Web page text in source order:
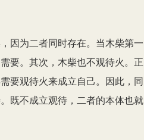
因为二者同时存在。当木柴第一
要。其次，木柴也不观待火。正
要观待火来成立自己。因此，同
既不成立观待，二者的本体也就